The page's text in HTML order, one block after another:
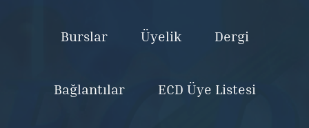
Burslar Üyelik Dergi
Bağlantılar ECD Üye Listesi